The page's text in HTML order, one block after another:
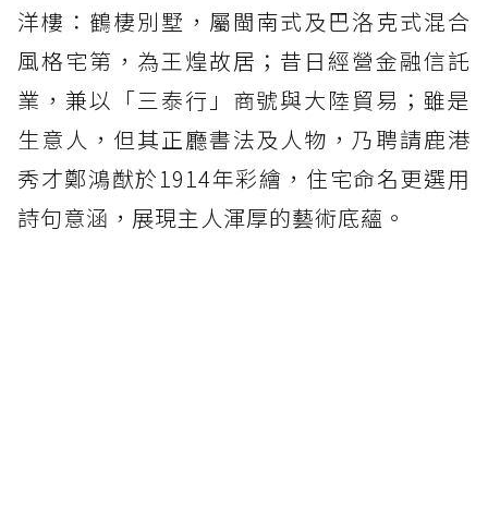
洋樓：鶴棲別墅，屬閩南式及巴洛克式混合
風格宅第，為王煌故居；昔日經營金融信託
業，兼以「三泰行」商號與大陸貿易；雖是
生意人，但其正廳書法及人物，乃聘請鹿港
秀才鄭鴻猷於1914年彩繪，住宅命名更選用
詩句意涵，展現主人渾厚的藝術底蘊。